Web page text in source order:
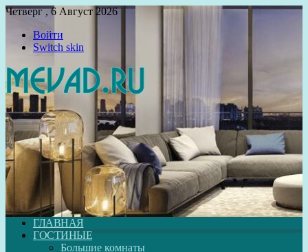
Четверг , 6 Август 2026
Войти
Switch skin
ГЛАВНАЯ
ГОСТИНЫЕ
Большие комнаты